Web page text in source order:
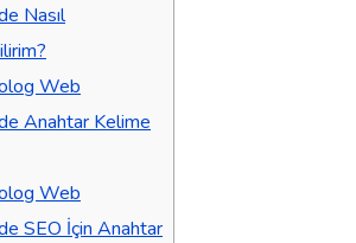
Nasıl
Web
Anahtar Kelime
Web
SEO İçin Anahtar